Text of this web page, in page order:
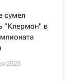
сумел
"Клермон" в
2023